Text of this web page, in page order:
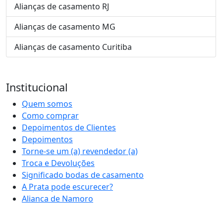
Alianças de casamento RJ
Alianças de casamento MG
Alianças de casamento Curitiba
Institucional
Quem somos
Como comprar
Depoimentos de Clientes
Depoimentos
Torne-se um (a) revendedor (a)
Troca e Devoluções
Significado bodas de casamento
A Prata pode escurecer?
Alianca de Namoro